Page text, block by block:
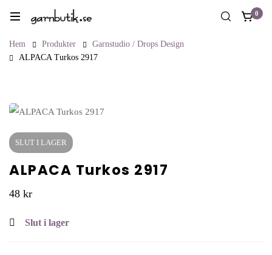
0
Hem Produkter
Garnstudio / Drops Design
ALPACA Turkos 2917
SLUT I LAGER
ALPACA Turkos 2917
48 kr
Slut i lager